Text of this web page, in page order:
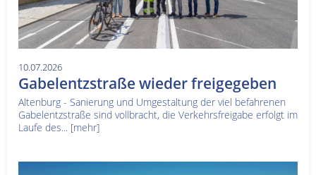
10.07.2026
Gabelentzstraße wieder freigegeben
Altenburg - Sanierung und Umgestaltung der viel befahrenen
Gabelentzstraße sind vollbracht, die Verkehrsfreigabe erfolgt im
Laufe des... [mehr]